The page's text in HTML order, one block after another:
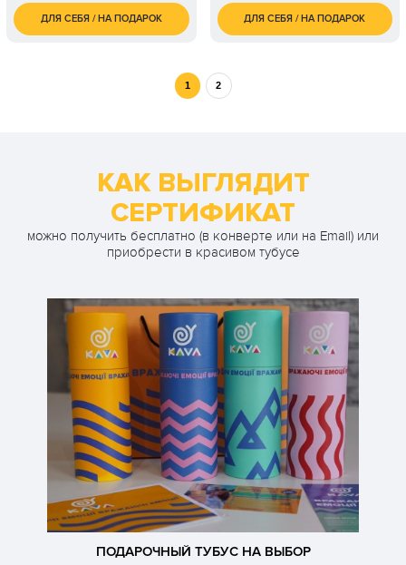
8 000
грн
грн
ДЛЯ СЕБЯ / НА ПОДАРОК
грн
ДЛЯ СЕБЯ / НА ПОДАРОК
1 2
КАК ВЫГЛЯДИТ
СЕРТИФИКАТ
можно получить бесплатно (в конверте или на Email) или
приобрести в красивом тубусе
ПОДАРОЧНЫЙ ТУБУС НА ВЫБОР